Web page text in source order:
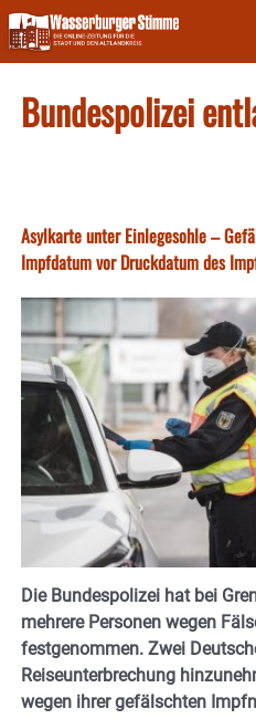
Skip
to
content
Bundespolizei
Asylkarte unter Einlegesohle –
Impfdatum vor Druckdatum des
Die Bundespolizei hat bei
mehrere Personen wegen
festgenommen. Zwei
Reiseunterbrechung
wegen ihrer gefälschten